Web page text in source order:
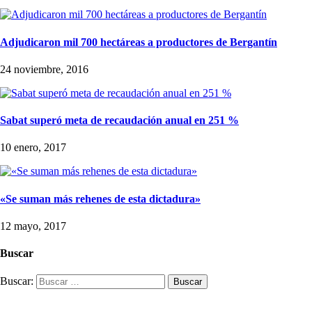
Adjudicaron mil 700 hectáreas a productores de Bergantín
24 noviembre, 2016
Sabat superó meta de recaudación anual en 251 %
10 enero, 2017
«Se suman más rehenes de esta dictadura»
12 mayo, 2017
Buscar
Buscar: